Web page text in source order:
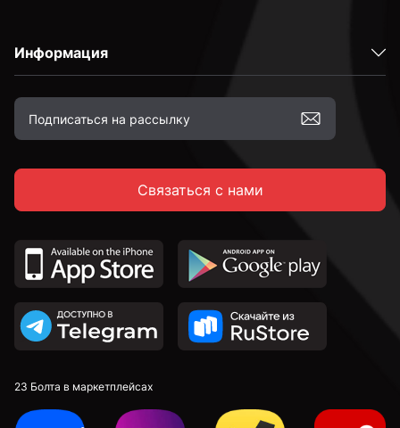
Информация
Связаться с нами
23 Болта в маркетплейсах